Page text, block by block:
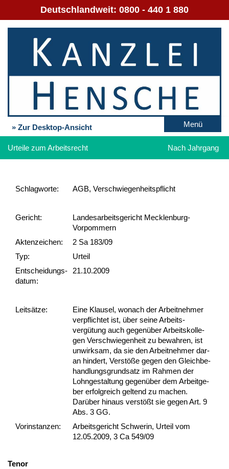
Deutschlandweit: 0800 - 440 1 880
» Zur Desktop-Ansicht Menü
Urteile zum Arbeitsrecht Nach Jahrgang
Schlag­worte: AGB, Verschwiegenheitspflicht
Gericht:
Landesarbeitsgericht Mecklenburg-
Vorpommern
Akten­zeichen:
2 Sa 183/09
Typ:
Urteil
Ent­scheid­ungs­
datum:
21.10.2009
Leit­sätze:
Ei­ne Klau­sel, wo­nach der Ar­beit­neh­mer
ver­pflich­tet ist, über sei­ne Ar­beits­
vergütung auch ge­genüber Ar­beits­kol­le­
gen Ver­schwie­gen­heit zu be­wah­ren, ist
un­wirk­sam, da sie den Ar­beit­neh­mer dar­
an hin­dert, Verstöße ge­gen den Gleich­be­
hand­lungs­grund­satz im Rah­men der
Lohn­ge­stal­tung ge­genüber dem Ar­beit­ge­
ber er­folg­reich gel­tend zu ma­chen.
Darüber hin­aus verstößt sie ge­gen Art. 9
Abs. 3 GG.
Vor­ins­tan­zen:
Arbeitsgericht Schwerin, Urteil vom
12.05.2009, 3 Ca 549/09
Te­nor